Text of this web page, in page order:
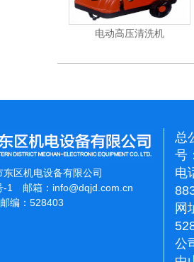
电动高压清洗机
区机电设备有限公司
-1 邮箱： info@dqjd.com.cn
编：528403
总
号
电
网
公